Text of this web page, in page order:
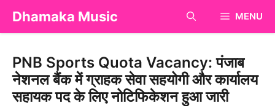
SkipDhamaka Music MENU
PNB Sports Quota Vacancy: पंजाब
नेशनल बैंक में ग्राहक सेवा सहयोगी और कार्यालय
सहायक पद के लिए नोटिफिकेशन हुआ जारी